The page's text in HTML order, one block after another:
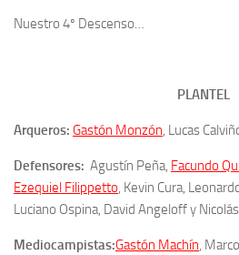
Nuestro 4º Descenso…
PLANTEL
Arqueros: Gastón Monzón, Lucas
Defensores: Agustín Peña, Facundo
Ezequiel Filippetto, Kevin Cura,
Luciano Ospina, David Angeloff y
Mediocampistas:Gastón Machín,